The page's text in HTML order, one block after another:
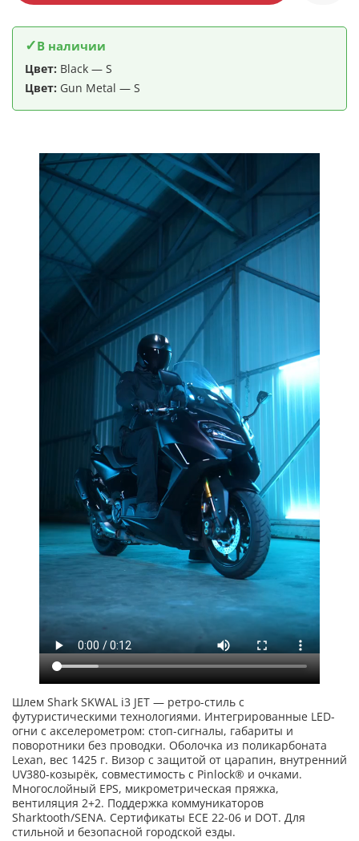
✓В наличии
Цвет: Black — S
Цвет: Gun Metal — S
Шлем Shark SKWAL i3 JET — ретро-стиль с
футуристическими технологиями. Интегрированные LED-
огни с акселерометром: стоп-сигналы, габариты и
поворотники без проводки. Оболочка из поликарбоната
Lexan, вес 1425 г. Визор с защитой от царапин, внутренний
UV380-козырёк, совместимость с Pinlock® и очками.
Многослойный EPS, микрометрическая пряжка,
вентиляция 2+2. Поддержка коммуникаторов
Sharktooth/SENA. Сертификаты ECE 22-06 и DOT. Для
стильной и безопасной городской езды.